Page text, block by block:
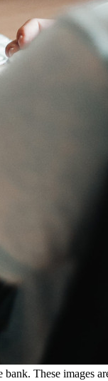
These images